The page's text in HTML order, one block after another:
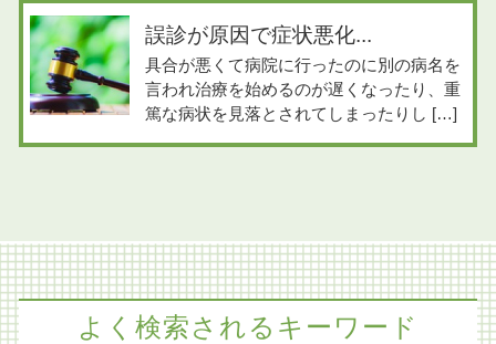
誤診が原因で症状悪化...
具合が悪くて病院に行ったのに別の病名を
言われ治療を始めるのが遅くなったり、重
篤な病状を見落とされてしまったりし […]
よく検索されるキーワード